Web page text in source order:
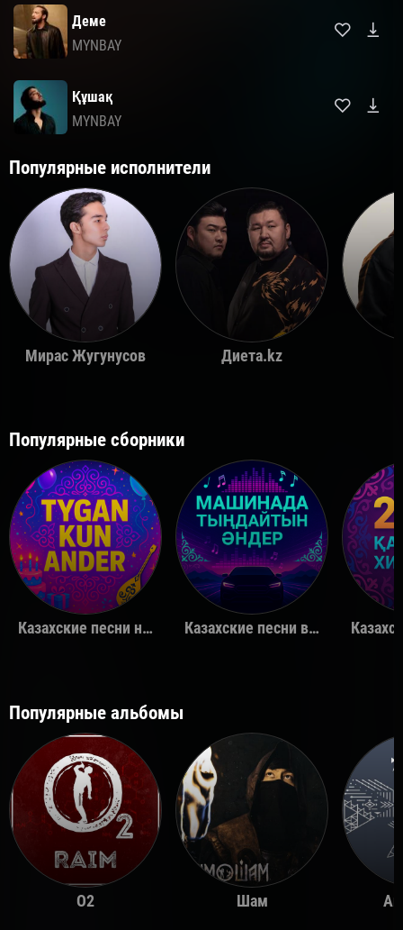
Деме
MYNBAY
Құшақ
MYNBAY
Популярные исполнители
Мирас Жугунусов Диета.kz
Популярные сборники
Казахские песни на день рождения Казахские песни в машину
Популярные альбомы
O2 Шам